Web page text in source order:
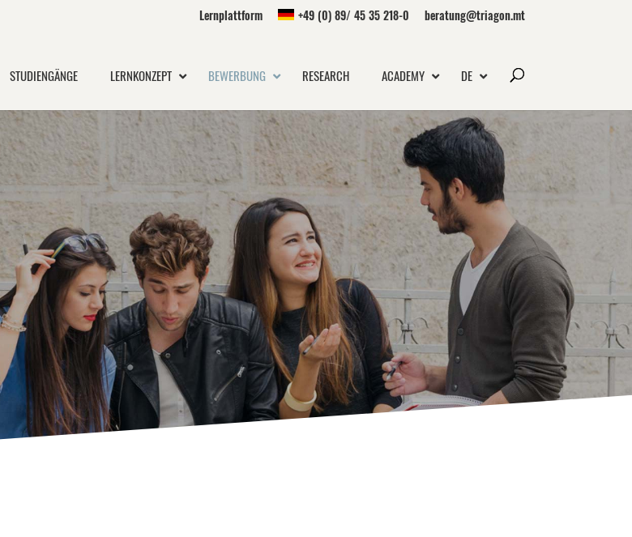
Lernplattform +49 (0) 89/ 45 35 218-0 beratung@triagon.mt
STUDIENGÄNGE LERNKONZEPT BEWERBUNG RESEARCH ACADEMY DE